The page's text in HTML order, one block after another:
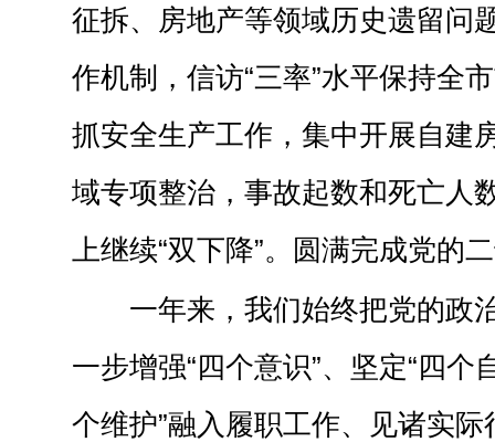
征拆、房地产等领域历史遗留问
作机制，信访“三率”水平保持全
抓安全生产工作，集中开展自建
域专项整治，事故起数和死亡人
上继续“双下降”。圆满完成党的
一年来，我们始终把党的政
一步增强“四个意识”、坚定“四个
个维护”融入履职工作、见诸实